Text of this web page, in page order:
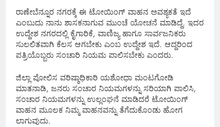
ರಾಣೇಬೆನ್ನೂರ ನಗರಕ್ಕೆ ಈ ಟೋಯಿಂಗ್ ವಾಹನ ಅವಶ್ಯಕತೆ ಇದೆ
ಎಂಬುದು ನಾನು ಶಾಸಕನಾಗುವ ಮುಂಚೆ ಯೋಚನೆ ಮಾಡಿದ್ದೆ. ಇದರ
ಉದ್ದೇಶ ನಗರದಲ್ಲಿ ಕೈಗಾರಿಕೆ, ವಾಣಿಜ್ಯ ಹಾಗೂ ಸಾರ್ವಜನಿಕರು
ಸುಲಲಿತವಾಗಿ ಕೆಲಸ ಆಗಬೇಕು ಎಂಬ ಉದ್ದೇಶ ಇದೆ. ಆದ್ದರಿಂದ
ಪತ್ರಿಯೊಬ್ಬರು ಸಂಚಾರಿ ನಿಯಮ ಪಾಲಿಸಬೇಕು ಎಂದರು.
ಜಿಲ್ಲಾ ಪೋಲಿಸ ವರಿಷ್ಠಾಧಿಕಾರಿ ಯಶೋಧಾ ಮಂಟಗೋಡಿ
ಮಾತನಾಡಿ, ಜನರು ಸಂಚಾರ ನಿಯಮಗಳನ್ನು ಸರಿಯಾಗಿ ಪಾಲಿಸಿ,
ಸಂಚಾರ ನಿಯಮಗಳನ್ನು ಉಲ್ಲಂಘನೆ ಮಾಡಿದರೆ ಟೋಯಿಂಗ್
ವಾಹನ ಮೂಲಕ ನಿಮ್ಮ ವಾಹನವನ್ನು ತೆಗೆದುಕೊಂಡು ಹೋಗ
ಲಾಗುವುದು.